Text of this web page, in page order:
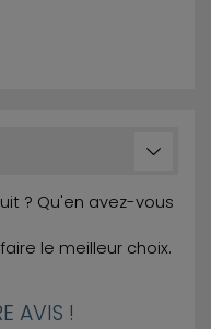
? Qu'en avez-vous
le meilleur choix.
AVIS !